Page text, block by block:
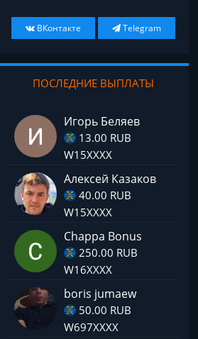
ВКонтакте Telegram
ПОСЛЕДНИЕ ВЫПЛАТЫ
Игорь Беляев
13.00 RUB
W15XXXX
Алексей Казаков
40.00 RUB
W15XXXX
Chappa Bonus
250.00 RUB
W16XXXX
boris jumaew
50.00 RUB
W697XXXX